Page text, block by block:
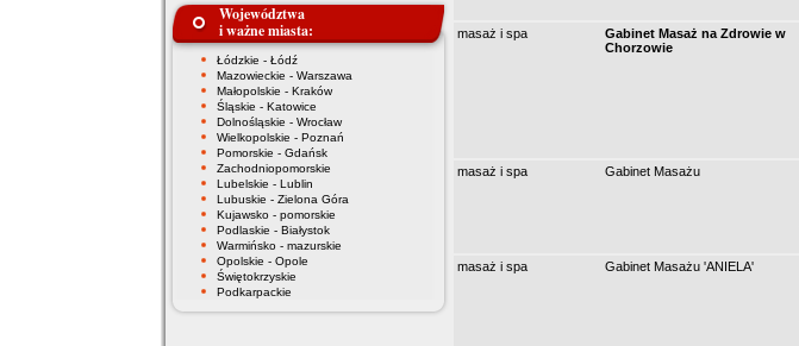
Województwa
i ważne miasta:
Łódzkie - Łódź
Mazowieckie - Warszawa
Małopolskie - Kraków
Śląskie - Katowice
Dolnośląskie - Wrocław
Wielkopolskie - Poznań
Pomorskie - Gdańsk
Zachodniopomorskie
Lubelskie - Lublin
Lubuskie - Zielona Góra
Kujawsko - pomorskie
Podlaskie - Białystok
Warmińsko - mazurskie
Opolskie - Opole
Świętokrzyskie
Podkarpackie
masaż i spa
Gabinet Masaż na Zdrowie w
Chorzowie
masaż i spa
Gabinet Masażu
masaż i spa
Gabinet Masażu 'ANIELA'